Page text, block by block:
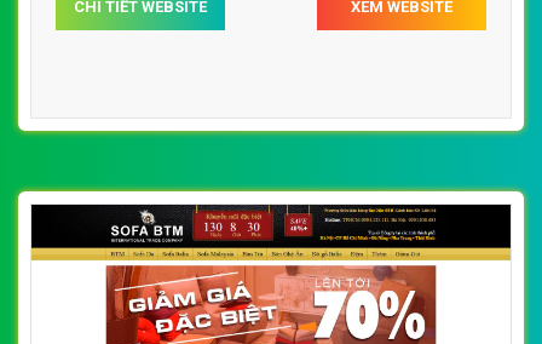
CHI TIẾT WEBSITE XEM WEBSITE